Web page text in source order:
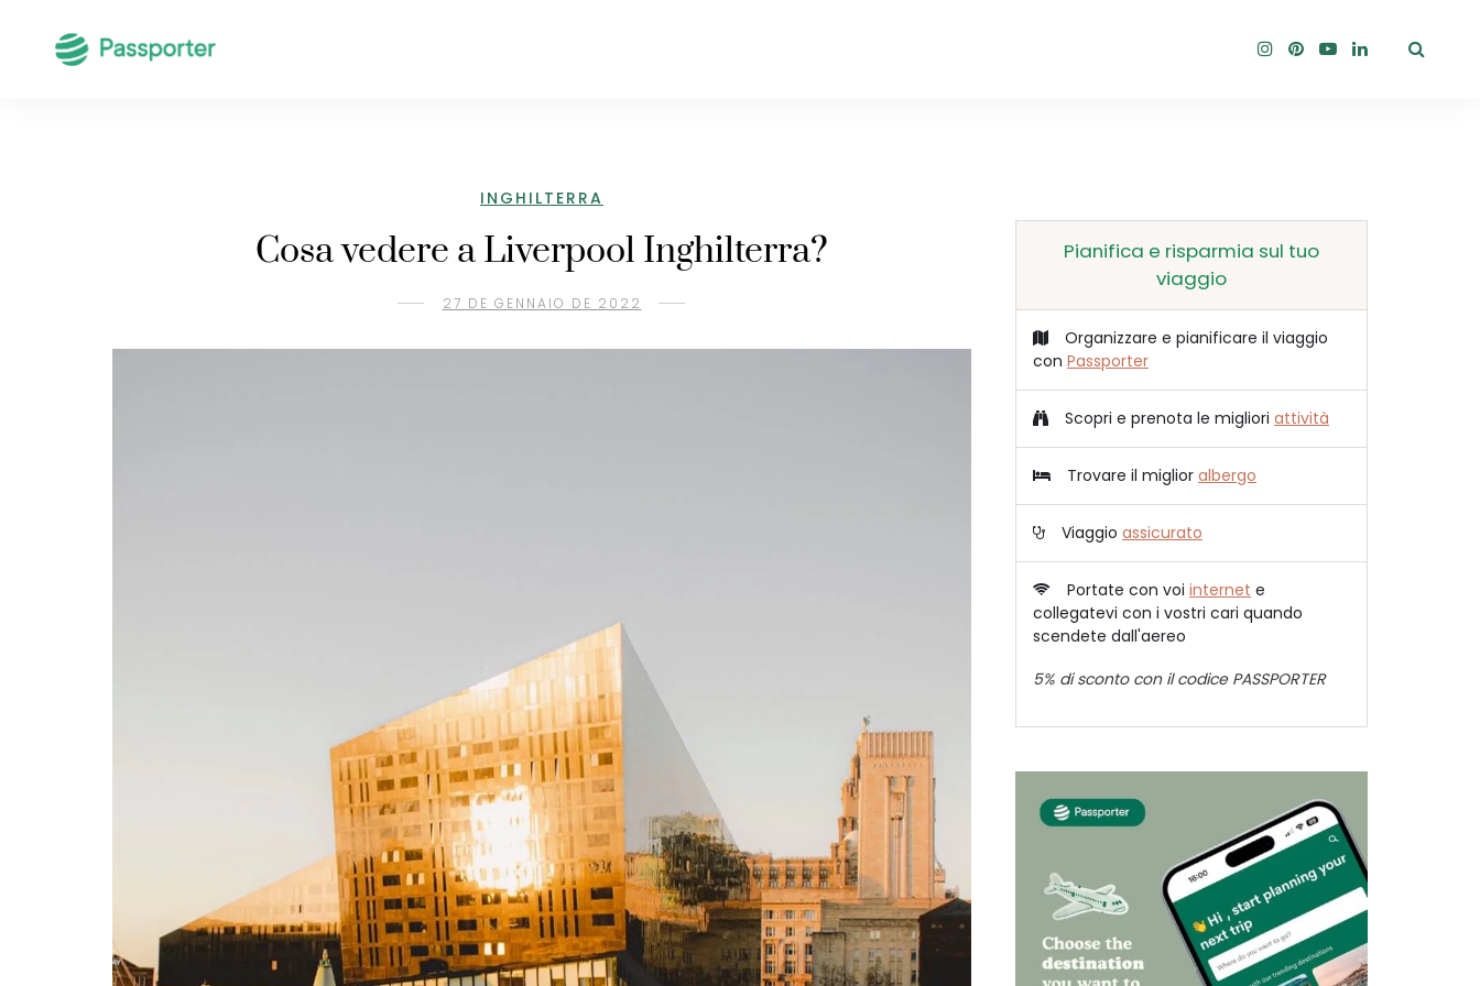
INGHILTERRA
Cosa vedere a Liverpool Inghilterra?
27 DE GENNAIO DE 2022
Pianifica e risparmia sul tuo
viaggio
Organizzare e pianificare il viaggio
con Passporter
Scopri e prenota le migliori attività
Trovare il miglior albergo
Viaggio assicurato
Portate con voi internet e
collegatevi con i vostri cari quando
scendete dall'aereo
5% di sconto con il codice PASSPORTER